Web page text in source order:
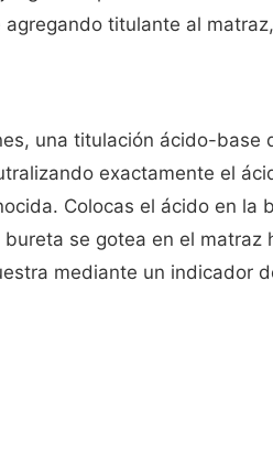
titulante al
una titulación ácido-base
exactamente el
Colocas el ácido en la
se gotea en el matraz
mediante un indicador